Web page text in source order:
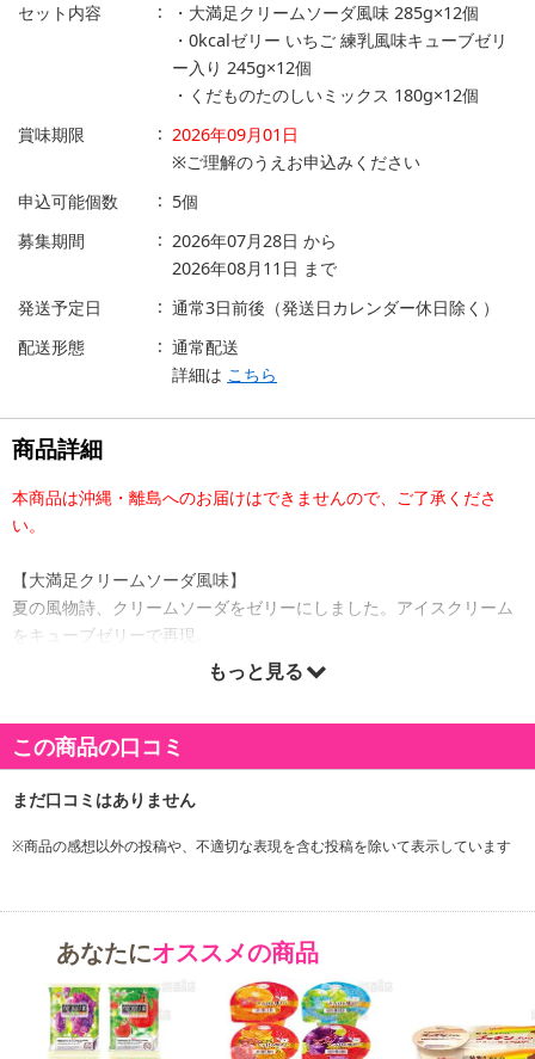
セット内容
・大満足クリームソーダ風味 285g×12個
・0kcalゼリー いちご 練乳風味キューブゼリ
ー入り 245g×12個
・くだものたのしいミックス 180g×12個
賞味期限
2026年09月01日
※ご理解のうえお申込みください
申込可能個数
5個
募集期間
2026年07月28日 から
2026年08月11日 まで
発送予定日
通常3日前後（発送日カレンダー休日除く）
配送形態
通常配送
詳細は こちら
商品詳細
本商品は沖縄・離島へのお届けはできませんので、ご了承くださ
い。
【大満足クリームソーダ風味】
夏の風物詩、クリームソーダをゼリーにしました。アイスクリーム
をキューブゼリーで再現。
練乳風味のキューブゼリー入りで練乳をかけたいちごのような風味
が楽しめます。
手軽にくだものが食べられるたのしいゼリーです。
ミックスゼリーです。
【0kcalゼリー いちご 練乳風味キューブゼリー入り】
原産国(最終加工地):日本
原材料:エリスリトール(中国製造)、牛乳、いちご濃縮果汁/酸味料、ゲル化剤(増粘多糖類)、乳
もっと見る
この商品の口コミ
※商品の感想以外の投稿や、不適切な表現を含む投稿を除いて表示しています
あなたにオススメの商品